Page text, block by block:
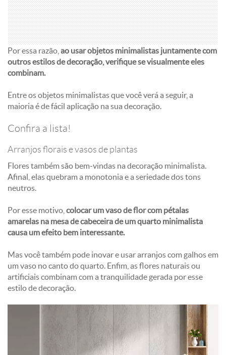
Por essa razão, ao usar objetos minimalistas juntamente com
outros estilos de decoração, verifique se visualmente eles
combinam.
Entre os objetos minimalistas que você verá a seguir, a
maioria é de fácil aplicação na sua decoração.
Confira a lista!
Arranjos florais e vasos de plantas
Flores também são bem-vindas na decoração minimalista.
Afinal, elas quebram a monotonia e a seriedade dos tons
neutros.
Por esse motivo, colocar um vaso de flor com pétalas
amarelas na mesa de cabeceira de um quarto minimalista
causa um efeito bem interessante.
Mas você também pode inovar e usar arranjos com galhos em
um vaso no canto do quarto. Enfim, as flores naturais ou
artificiais combinam com a tranquilidade gerada por esse
estilo de decoração.